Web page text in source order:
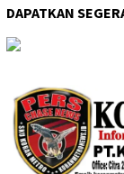
DAPATKAN